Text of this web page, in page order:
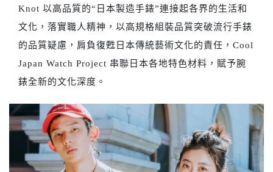
Knot 以高品質的“日本製造手錶”連接起各界的生活和
文化，落實職人精神，以高規格組裝品質突破流行手錶
的品質疑慮，肩負復甦日本傳統藝術文化的責任，Cool
Japan Watch Project 串聯日本各地特色材料，賦予腕
錶全新的文化深度。